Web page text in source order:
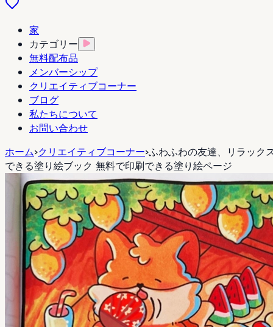
家
カテゴリー
無料配布品
メンバーシップ
クリエイティブコーナー
ブログ
私たちについて
お問い合わせ
ホーム>クリエイティブコーナー>ふわふわの友達、リラック
できる塗り絵ブック 無料で印刷できる塗り絵ページ